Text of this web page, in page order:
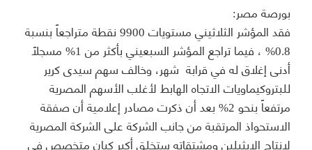
بورصة مصر:
فقد المؤشر الثلاثيني مستويات 9900 نقطة متراجعاً بنسبة
0.8% ، فيما تراجع المؤشر السبعيني بأكثر من 1% مسجلاً
أدنى إغلاق له في قرابة شهر، وخالف سهم سيدى كرير
للبتروكيماويات الاتجاه الهابط لأغلب الأسهم المصرية
مرتفعاً بنحو 2% بعد أن ذكرت مصادر إعلامية أن صفقة
الاستحواذ المرتقبة من جانب الشركة على الشركة المصرية
لإنتاج الإيثيلين ومشتقاته ستخلق أكبر كيان متخصص فى